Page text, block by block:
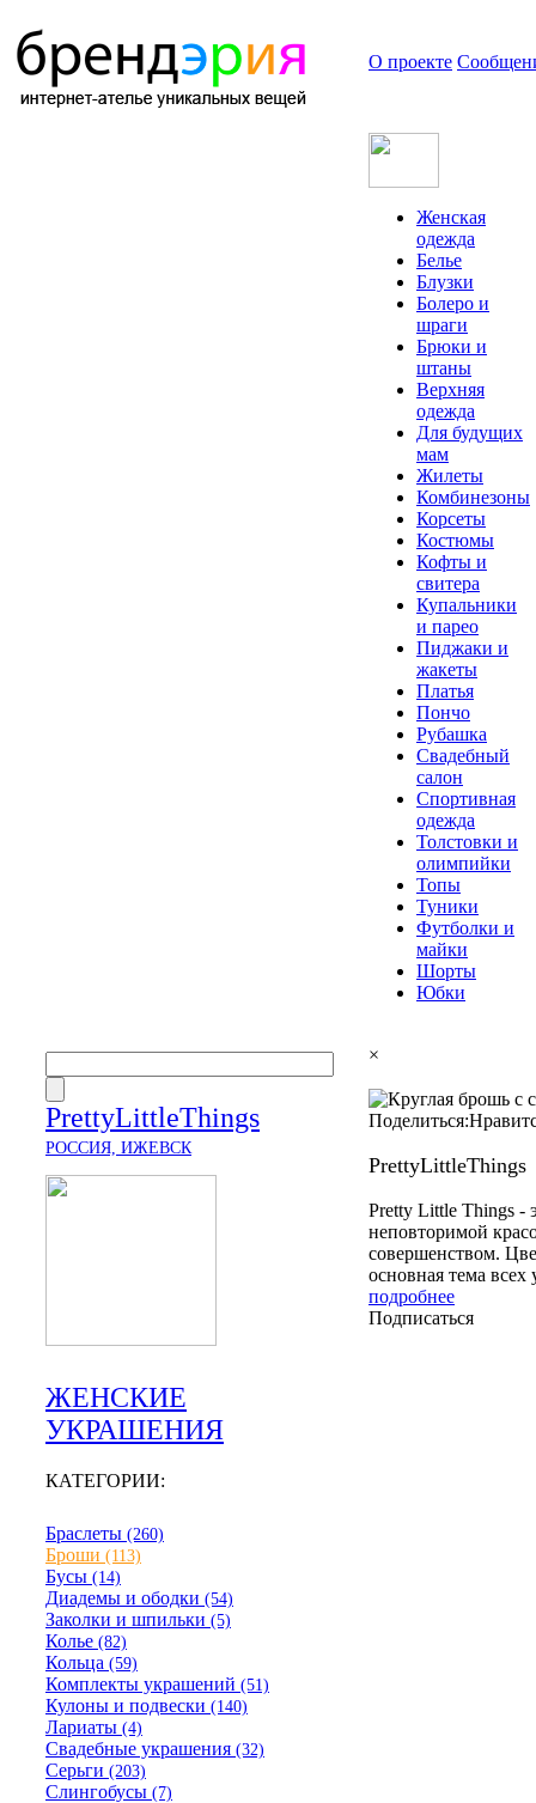
О проекте
Женская
одежда
Белье
Блузки
Болеро и
шраги
Брюки и
штаны
Верхняя
одежда
Для будущих
мам
Жилеты
Комбинезоны
Корсеты
Костюмы
Кофты и
свитера
Купальники
и парео
Пиджаки и
жакеты
Платья
Пончо
Рубашка
Свадебный
салон
Спортивная
одежда
Толстовки и
олимпийки
Топы
Туники
Футболки и
майки
Шорты
Юбки
PrettyLittleThings
РОССИЯ, ИЖЕВСК
ЖЕНСКИЕ
УКРАШЕНИЯ
КАТЕГОРИИ:
Браслеты (260)
Броши (113)
Бусы (14)
Диадемы и ободки (54)
Заколки и шпильки (5)
Колье (82)
Кольца (59)
Комплекты украшений (51)
Кулоны и подвески (140)
Лариаты (4)
Свадебные украшения (32)
Серьги (203)
Слингобусы (7)
×
Поделиться:
PrettyLittleThings
Pretty Little Things -
неповторимой
совершенством.
основная тема
подробнее
Подписаться